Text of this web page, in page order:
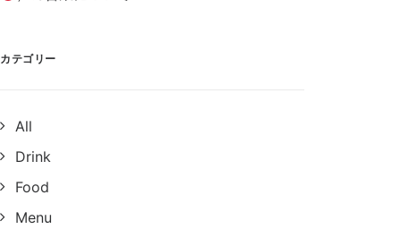
カテゴリー
All
Drink
Food
Menu